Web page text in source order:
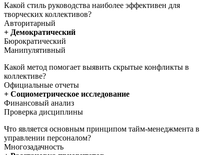
Какой стиль руководства наиболее эффективен для
творческих коллективов?
Авторитарный
+ Демократический
Бюрократический
Манипулятивный
Какой метод помогает выявить скрытые конфликты в
коллективе?
Официальные отчеты
+ Социометрическое исследование
Финансовый анализ
Проверка дисциплины
Что является основным принципом тайм-менеджмента в
управлении персоналом?
Многозадачность